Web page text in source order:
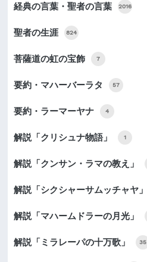
経典の言葉・聖者の言葉 2016
聖者の生涯 824
菩薩道の虹の宝飾 7
要約・マハーバーラタ 57
要約・ラーマーヤナ 4
解説「クリシュナ物語」 1
解説「クンサン・ラマの教え」
解説「シクシャーサムッチャヤ」
解説「マハームドラーの月光」
解説「ミラレーパの十万歌」 35